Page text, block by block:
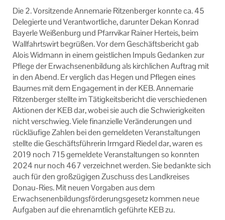
Die 2. Vorsitzende Annemarie Ritzenberger konnte ca. 45
Delegierte und Verantwortliche, darunter Dekan Konrad
Bayerle Weißenburg und Pfarrvikar Rainer Herteis, beim
Wallfahrtswirt begrüßen. Vor dem Geschäftsbericht gab
Alois Widmann in einem geistlichen Impuls Gedanken zur
Pflege der Erwachsenenbildung als kirchlichen Auftrag mit
in den Abend. Er verglich das Hegen und Pflegen eines
Baumes mit dem Engagement in der KEB. Annemarie
Ritzenberger stellte im Tätigkeitsbericht die verschiedenen
Aktionen der KEB dar, wobei sie auch die Schwierigkeiten
nicht verschwieg. Viele finanzielle Veränderungen und
rückläufige Zahlen bei den gemeldeten Veranstaltungen
stellte die Geschäftsführerin Irmgard Riedel dar, waren es
2019 noch 715 gemeldete Veranstaltungen so konnten
2024 nur noch 467 verzeichnet werden. Sie bedankte sich
auch für den großzügigen Zuschuss des Landkreises
Donau-Ries. Mit neuen Vorgaben aus dem
Erwachsenenbildungsförderungsgesetz kommen neue
Aufgaben auf die ehrenamtlich geführte KEB zu.